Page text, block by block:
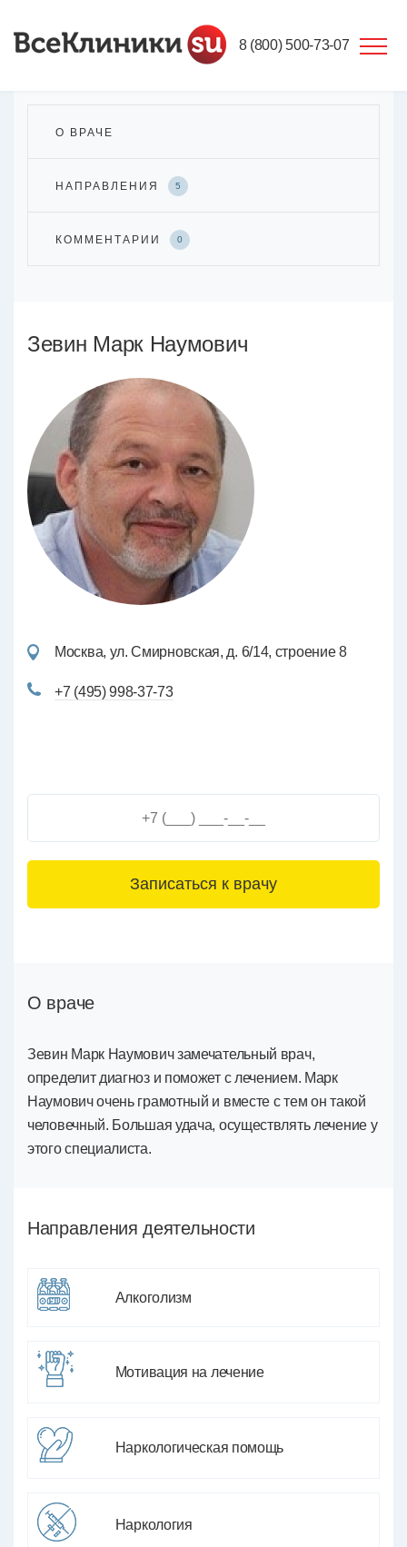
8 (800) 500-73-07
О ВРАЧЕ
НАПРАВЛЕНИЯ 5
КОММЕНТАРИИ 0
Зевин Марк Наумович
Москва, ул. Смирновская, д. 6/14, строение 8
+7 (495) 998-37-73
3+6=
О враче
Зевин Марк Наумович замечательный врач,
определит диагноз и поможет с лечением. Марк
Наумович очень грамотный и вместе с тем он такой
человечный. Большая удача, осуществлять лечение у
этого специалиста.
Направления деятельности
Алкоголизм
Мотивация на лечение
Наркологическая помощь
Наркология